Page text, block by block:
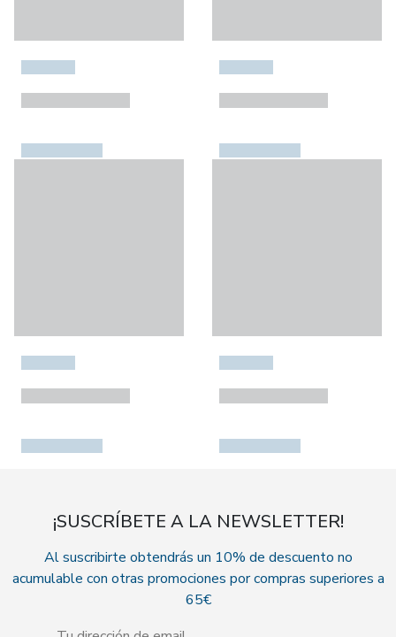
¡SUSCRÍBETE A LA NEWSLETTER!
Al suscribirte obtendrás un 10% de descuento no
acumulable con otras promociones por compras superiores a
65€